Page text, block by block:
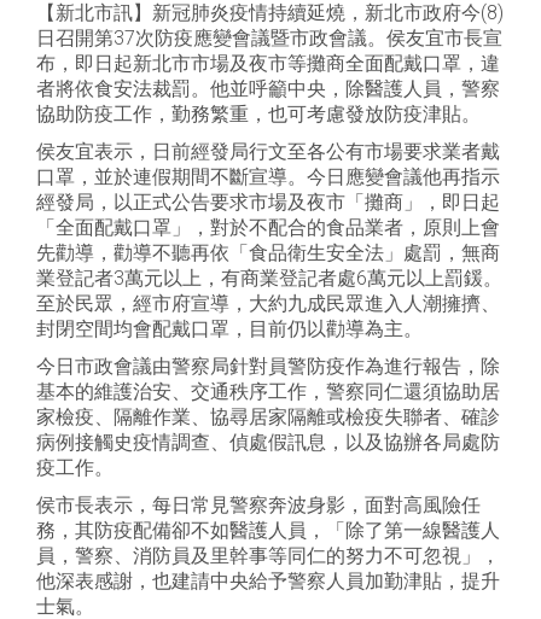
【新北市訊】新冠肺炎疫情持續延燒，新北市政府今(8)
日召開第37次防疫應變會議暨市政會議。侯友宜市長宣
布，即日起新北市市場及夜市等攤商全面配戴口罩，違
者將依食安法裁罰。他並呼籲中央，除醫護人員，警察
協助防疫工作，勤務繁重，也可考慮發放防疫津貼。
侯友宜表示，日前經發局行文至各公有市場要求業者戴
口罩，並於連假期間不斷宣導。今日應變會議他再指示
經發局，以正式公告要求市場及夜市「攤商」，即日起
「全面配戴口罩」，對於不配合的食品業者，原則上會
先勸導，勸導不聽再依「食品衛生安全法」處罰，無商
業登記者3萬元以上，有商業登記者處6萬元以上罰鍰。
至於民眾，經市府宣導，大約九成民眾進入人潮擁擠、
封閉空間均會配戴口罩，目前仍以勸導為主。
今日市政會議由警察局針對員警防疫作為進行報告，除
基本的維護治安、交通秩序工作，警察同仁還須協助居
家檢疫、隔離作業、協尋居家隔離或檢疫失聯者、確診
病例接觸史疫情調查、偵處假訊息，以及協辦各局處防
疫工作。
侯市長表示，每日常見警察奔波身影，面對高風險任
務，其防疫配備卻不如醫護人員，「除了第一線醫護人
員，警察、消防員及里幹事等同仁的努力不可忽視」，
他深表感謝，也建請中央給予警察人員加勤津貼，提升
士氣。